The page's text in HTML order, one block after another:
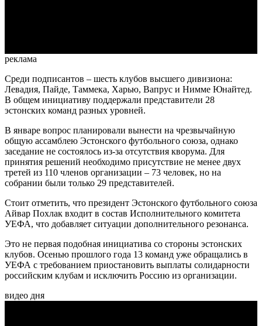
реклама
Среди подписантов – шесть клубов высшего дивизиона:
Левадия, Пайде, Таммека, Харью, Вапрус и Нимме Юнайтед.
В общем инициативу поддержали представители 28
эстонских команд разных уровней.
В январе вопрос планировали вынести на чрезвычайную
общую ассамблею Эстонского футбольного союза, однако
заседание не состоялось из-за отсутствия кворума. Для
принятия решений необходимо присутствие не менее двух
третей из 110 членов организации – 73 человек, но на
собрании были только 29 представителей.
Стоит отметить, что президент Эстонского футбольного союза
Айвар Похлак входит в состав Исполнительного комитета
УЕФА, что добавляет ситуации дополнительного резонанса.
Это не первая подобная инициатива со стороны эстонских
клубов. Осенью прошлого года 13 команд уже обращались в
УЕФА с требованием приостановить выплаты солидарности
российским клубам и исключить Россию из организации.
видео дня